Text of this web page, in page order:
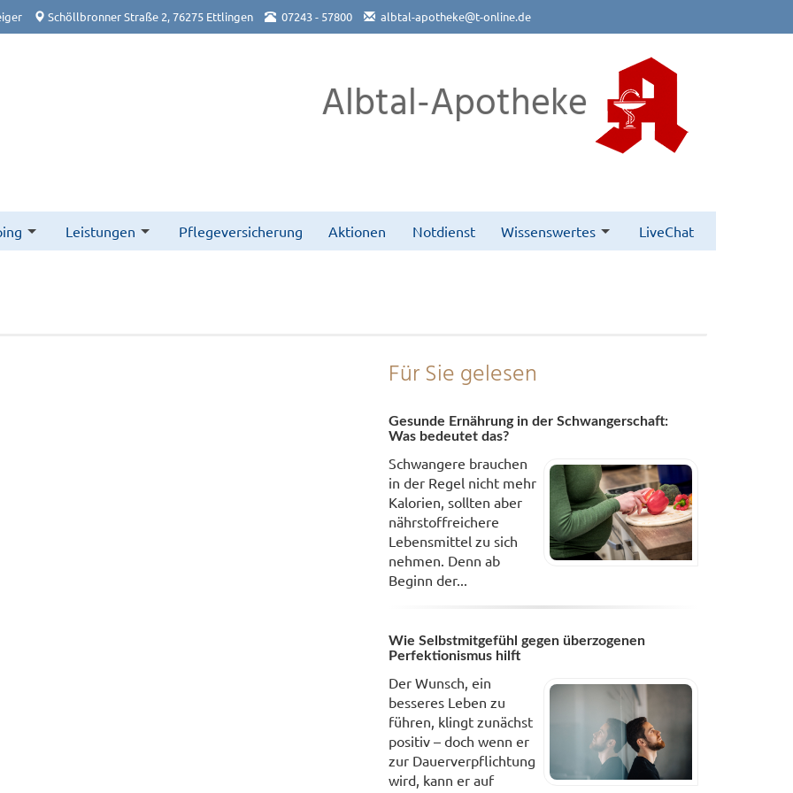
Schöllbronner Straße 2, 76275 Ettlingen 07243 - 57800 albtal-apotheke@t-online.de
Albtal-Apotheke
Leistungen Pflegeversicherung Aktionen Notdienst Wissenswertes LiveChat
Für Sie gelesen
Gesunde Ernährung in der Schwangerschaft:
Was bedeutet das?
Schwangere brauchen
in der Regel nicht mehr
Kalorien, sollten aber
nährstoffreichere
Lebensmittel zu sich
nehmen. Denn ab
Beginn der...
Wie Selbstmitgefühl gegen überzogenen
Perfektionismus hilft
Der Wunsch, ein
besseres Leben zu
führen, klingt zunächst
positiv – doch wenn er
zur Dauerverpflichtung
wird, kann er auf